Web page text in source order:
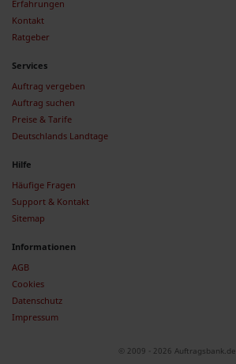
Erfahrungen
Kontakt
Ratgeber
Services
Auftrag vergeben
Auftrag suchen
Preise & Tarife
Deutschlands Landtage
Hilfe
Häufige Fragen
Support & Kontakt
Sitemap
Informationen
AGB
Cookies
Datenschutz
Impressum
© 2009 - 2026 Auftragsbank.de